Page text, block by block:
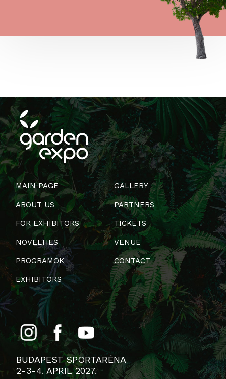
MAIN PAGE
ABOUT US
FOR EXHIBITORS
NOVELTIES
PROGRAMOK
EXHIBITORS
GALLERY
PARTNERS
TICKETS
VENUE
CONTACT
BUDAPEST SPORTARÉNA
2-3-4. APRIL 2027.